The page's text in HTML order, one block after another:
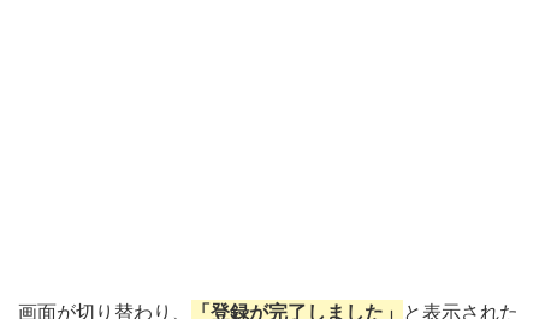
画面が切り替わり、 「登録が完了しました」 と表示された